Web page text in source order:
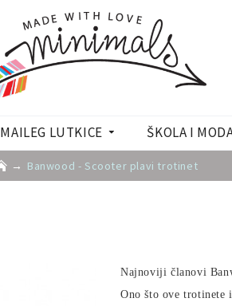
MAILEG LUTKICE ŠKOLA I
Banwood - Scooter plavi trotinet
Najnoviji članovi
Ono što ove trotinete